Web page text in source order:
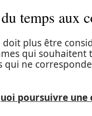
temps aux
plus être
qui
ne
poursuivre une